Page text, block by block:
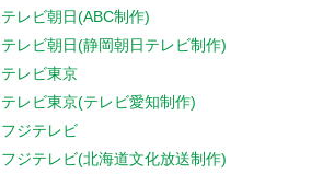
テレビ朝日(ABC制作)
テレビ朝日(静岡朝日テレビ制作)
テレビ東京
テレビ東京(テレビ愛知制作)
フジテレビ
フジテレビ(北海道文化放送制作)